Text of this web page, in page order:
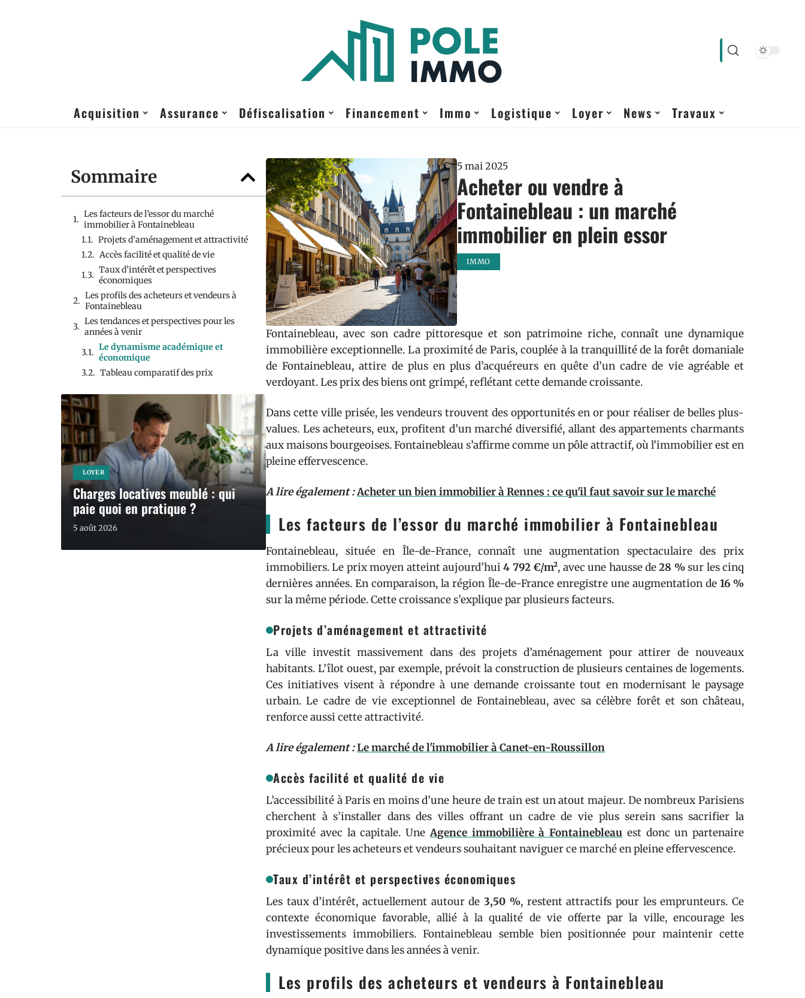
Acquisition Assurance Défiscalisation Financement Immo Logistique Loyer News Travaux
Sommaire
Les facteurs de l’essor du marché
immobilier à Fontainebleau
Projets d’aménagement et attractivité
Accès facilité et qualité de vie
Taux d’intérêt et perspectives
économiques
Les profils des acheteurs et vendeurs à
Fontainebleau
Les tendances et perspectives pour les
années à venir
Le dynamisme académique et
économique
Tableau comparatif des prix
LOYER
Charges locatives meublé : qui
paie quoi en pratique ?
5 août 2026
5 mai 2025
Acheter ou vendre à
Fontainebleau : un marché
immobilier en plein essor
IMMO
Fontainebleau, avec son cadre pittoresque et son patrimoine riche, connaît une dynamique
immobilière exceptionnelle. La proximité de Paris, couplée à la tranquillité de la forêt domaniale
de Fontainebleau, attire de plus en plus d’acquéreurs en quête d’un cadre de vie agréable et
verdoyant. Les prix des biens ont grimpé, reflétant cette demande croissante.
Dans cette ville prisée, les vendeurs trouvent des opportunités en or pour réaliser de belles plus-
values. Les acheteurs, eux, profitent d’un marché diversifié, allant des appartements charmants
aux maisons bourgeoises. Fontainebleau s’affirme comme un pôle attractif, où l’immobilier est en
pleine effervescence.
A lire également :Acheter un bien immobilier à Rennes : ce qu'il faut savoir sur le marché
Les facteurs de l’essor du marché immobilier à Fontainebleau
Fontainebleau, située en Île-de-France, connaît une augmentation spectaculaire des prix
immobiliers. Le prix moyen atteint aujourd’hui4 792 €/m², avec une hausse de28 %sur les cinq
dernières années. En comparaison, la région Île-de-France enregistre une augmentation de 16 %
sur la même période. Cette croissance s’explique par plusieurs facteurs.
Projets d’aménagement et attractivité
La ville investit massivement dans des projets d’aménagement pour attirer de nouveaux
habitants. L’îlot ouest, par exemple, prévoit la construction de plusieurs centaines de logements.
Ces initiatives visent à répondre à une demande croissante tout en modernisant le paysage
urbain. Le cadre de vie exceptionnel de Fontainebleau, avec sa célèbre forêt et son château,
renforce aussi cette attractivité.
A lire également :Le marché de l'immobilier à Canet-en-Roussillon
Accès facilité et qualité de vie
L’accessibilité à Paris en moins d’une heure de train est un atout majeur. De nombreux Parisiens
cherchent à s’installer dans des villes offrant un cadre de vie plus serein sans sacrifier la
proximité avec la capitale. UneAgence immobilière à Fontainebleau est donc un partenaire
précieux pour les acheteurs et vendeurs souhaitant naviguer ce marché en pleine effervescence.
Taux d’intérêt et perspectives économiques
Les taux d’intérêt, actuellement autour de3,50 %, restent attractifs pour les emprunteurs. Ce
contexte économique favorable, allié à la qualité de vie offerte par la ville, encourage les
investissements immobiliers. Fontainebleau semble bien positionnée pour maintenir cette
dynamique positive dans les années à venir.
Les profils des acheteurs et vendeurs à Fontainebleau